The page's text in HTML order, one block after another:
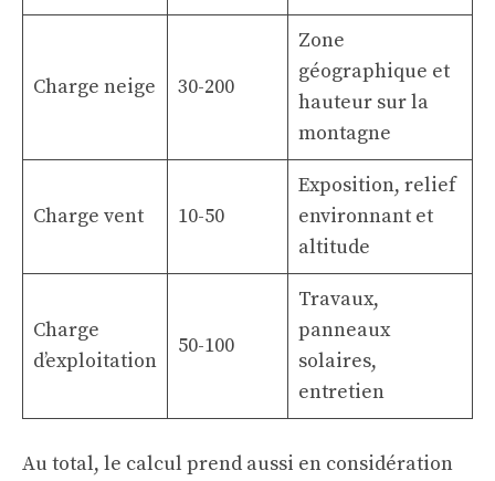
Charge neige 30-200
Zone
géographique et
hauteur sur la
montagne
Charge vent 10-50
Exposition, relief
environnant et
altitude
Charge
d’exploitation
50-100
Travaux,
panneaux
solaires,
entretien
Au total, le calcul prend aussi en considération